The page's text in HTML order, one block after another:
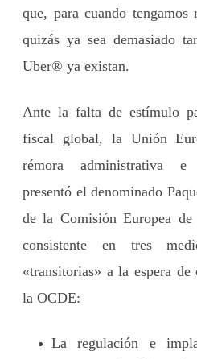
que, para cuando tengamos
quizás ya sea demasiado
Uber® ya existan.
Ante la falta de estímulo
fiscal global, la Unión
rémora administrativa e
presentó el denominado
de la Comisión Europea
consistente en tres
«transitorias» a la espera
la OCDE:
La regulación e